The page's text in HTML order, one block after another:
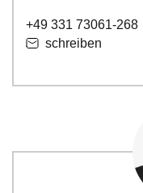
+49 331 73061-268
schreiben